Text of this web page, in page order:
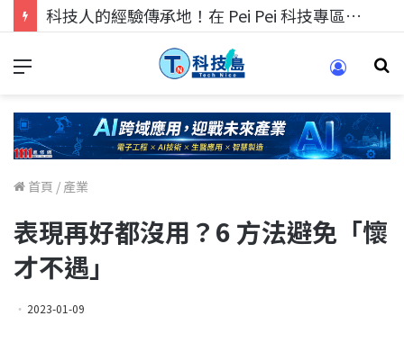
科技人找工作，就到TECH+ 科技專區!
首頁 / 產業
表現再好都沒用？6 方法避免「懷
才不遇」
2023-01-09